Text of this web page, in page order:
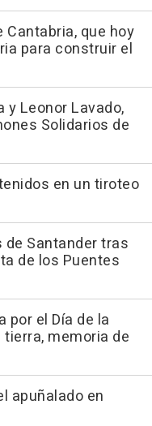
que hoy
para construir el
y Leonor Lavado,
Solidarios de
en un tiroteo
Santander tras
de los Puentes
por el Día de la
tierra, memoria de
apuñalado en